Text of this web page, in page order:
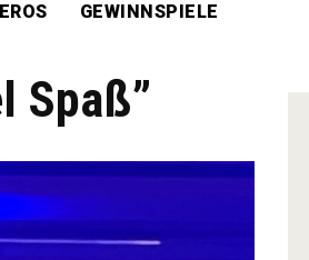
GEWINNSPIELE
Spaß”